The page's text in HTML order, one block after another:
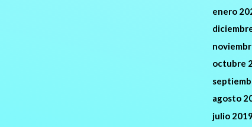
enero
octubre
agosto
julio 2019